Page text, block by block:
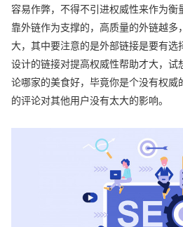
容易作弊，不得不引进权威性来作为衡
靠外链作为支撑的，高质量的外链越多
大，其中要注意的是外部链接是要有选
设计的链接对提高权威性帮助才大，
论哪家的美食好，毕竟你是个没有权威
的评论对其他用户没有太大的影响。